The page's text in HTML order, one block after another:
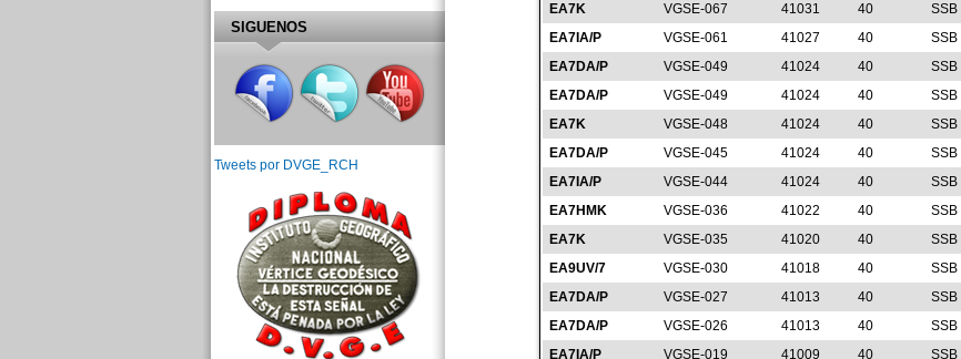
EA7K
VGSE-067 41031 40 SSB
EA7IA/P
VGSE-061 41027 40 SSB
EA7DA/P
VGSE-049 41024 40 SSB
EA7DA/P
VGSE-049 41024 40 SSB
EA7K
VGSE-048 41024 40 SSB
EA7DA/P
VGSE-045 41024 40 SSB
EA7IA/P
VGSE-044 41024 40 SSB
EA7HMK
VGSE-036 41022 40 SSB
EA7K
VGSE-035 41020 40 SSB
EA9UV/7
VGSE-030 41018 40 SSB
EA7DA/P
VGSE-027 41013 40 SSB
EA7DA/P
VGSE-026 41013 40 SSB
EA7IA/P
VGSE-019 41009 40 SSB
SIGUENOS
Tweets por DVGE_RCH